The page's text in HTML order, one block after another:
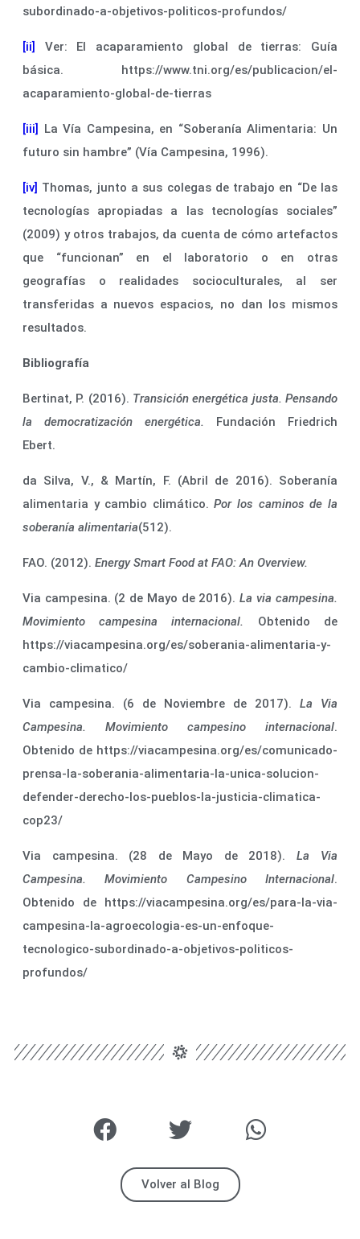
subordinado-a-objetivos-politicos-profundos/
[ii]
Ver: El acaparamiento global de tierras: Guía
básica. https://www.tni.org/es/publicacion/el-
acaparamiento-global-de-tierras
[iii]
La Vía Campesina, en “Soberanía Alimentaria: Un
futuro sin hambre” (Vía Campesina, 1996).
[iv] Thomas, junto a sus colegas de trabajo en “De las
tecnologías apropiadas a las tecnologías sociales”
(2009) y otros trabajos, da cuenta de cómo artefactos
que “funcionan” en el laboratorio o en otras
geografías o realidades socioculturales, al ser
transferidas a nuevos espacios, no dan los mismos
resultados.
Bibliografía
Bertinat, P. (2016). Transición energética justa. Pensando
la democratización energética. Fundación Friedrich
Ebert.
da Silva, V., & Martín, F. (Abril de 2016). Soberanía
alimentaria y cambio climático. Por los caminos de la
soberanía alimentaria(512).
FAO. (2012). Energy Smart Food at FAO: An Overview.
Via campesina. (2 de Mayo de 2016). La via campesina.
Movimiento campesina internacional. Obtenido de
https://viacampesina.org/es/soberania-alimentaria-y-
cambio-climatico/
Via campesina. (6 de Noviembre de 2017). La Via
Campesina. Movimiento campesino internacional.
Obtenido de https://viacampesina.org/es/comunicado-
prensa-la-soberania-alimentaria-la-unica-solucion-
defender-derecho-los-pueblos-la-justicia-climatica-
cop23/
Via campesina. (28 de Mayo de 2018). La Via
Campesina. Movimiento Campesino Internacional.
Obtenido de https://viacampesina.org/es/para-la-via-
campesina-la-agroecologia-es-un-enfoque-
tecnologico-subordinado-a-objetivos-politicos-
profundos/
Volver al Blog